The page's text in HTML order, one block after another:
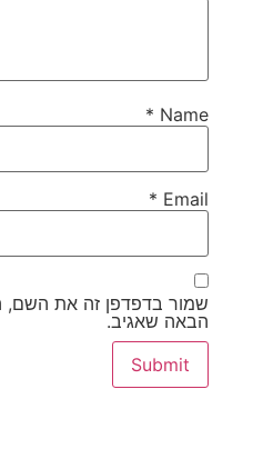
Name
*
Email
*
שמור בדפדפן זה את השם,
הבאה שאגיב.